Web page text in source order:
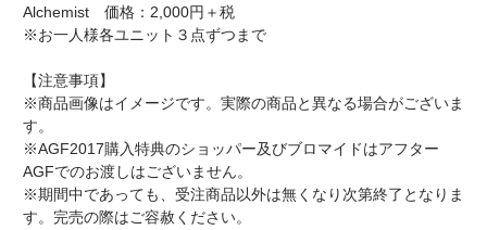
Alchemist 価格：2,000円＋税
※お一人様各ユニット３点ずつまで
【注意事項】
※商品画像はイメージです。実際の商品と異なる場合がございま
す。
※AGF2017購入特典のショッパー及びブロマイドはアフター
AGFでのお渡しはございません。
※期間中であっても、受注商品以外は無くなり次第終了となりま
す。完売の際はご容赦ください。